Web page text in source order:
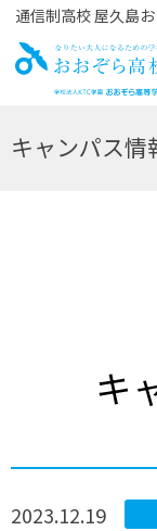
通信制高校 屋久島
キャンパス情
キ
2023.12.19